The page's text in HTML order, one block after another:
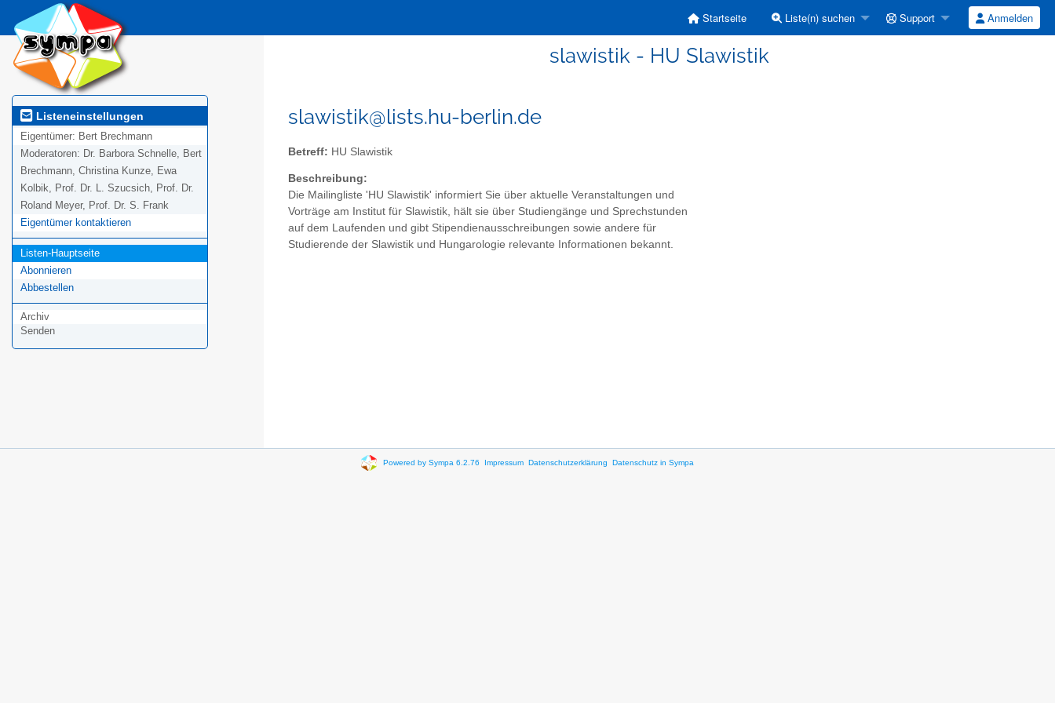
Startseite Liste(n) suchen Support Anmelden
slawistik - HU Slawistik
Listeneinstellungen
Eigentümer: Bert Brechmann
Moderatoren: Dr. Barbora Schnelle, Bert
Brechmann, Christina Kunze, Ewa
Kolbik, Prof. Dr. L. Szucsich, Prof. Dr.
Roland Meyer, Prof. Dr. S. Frank
Eigentümer kontaktieren
Listen-Hauptseite
Abonnieren
Abbestellen
Archiv
Senden
slawistik@lists.hu-berlin.de
Betreff: HU Slawistik
Beschreibung:
Die Mailingliste 'HU Slawistik' informiert Sie über aktuelle Veranstaltungen und
Vorträge am Institut für Slawistik, hält sie über Studiengänge und Sprechstunden
auf dem Laufenden und gibt Stipendienausschreibungen sowie andere für
Studierende der Slawistik und Hungarologie relevante Informationen bekannt.
Powered by Sympa 6.2.76 Impressum Datenschutzerklärung Datenschutz in Sympa